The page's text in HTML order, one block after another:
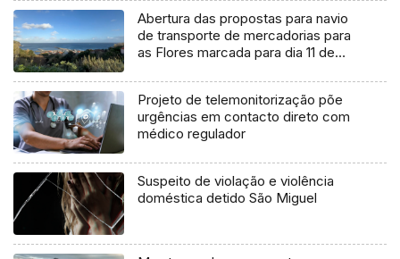
Abertura das propostas para navio
de transporte de mercadorias para
as Flores marcada para dia 11 de
Projeto de telemonitorização põe
urgências em contacto direto com
médico regulador
Suspeito de violação e violência
doméstica detido São Miguel